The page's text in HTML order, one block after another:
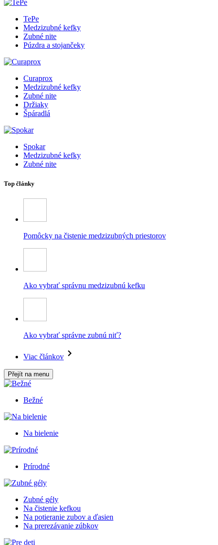
TePe
Medzizubné kefky
Zubné nite
Púzdra a stojančeky
Curaprox
Medzizubné kefky
Zubné nite
Držiaky
Špáradlá
Spokar
Medzizubné kefky
Zubné nite
Top články
Pomôcky na čistenie medzizubných priestorov
Ako vybrať správnu medzizubnú kefku
Ako vybrať správne zubnú niť?
Viac článkov
Přejít na menu
Bežné
Na bielenie
Prírodné
Zubné gély
Na čistenie kefkou
Na potieranie zubov a ďasien
Na prerezávanie zúbkov